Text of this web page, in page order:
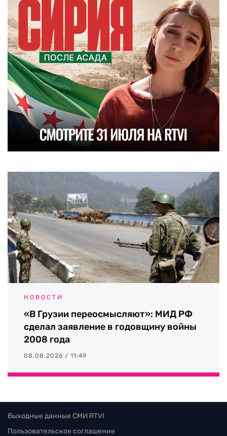
НОВОСТИ
«В Грузии переосмысляют»: МИД РФ
сделал заявление в годовщину войны
2008 года
08.08.2026 / 11:49
Выходные данные СМИ RTVI
Пользовательское соглашение